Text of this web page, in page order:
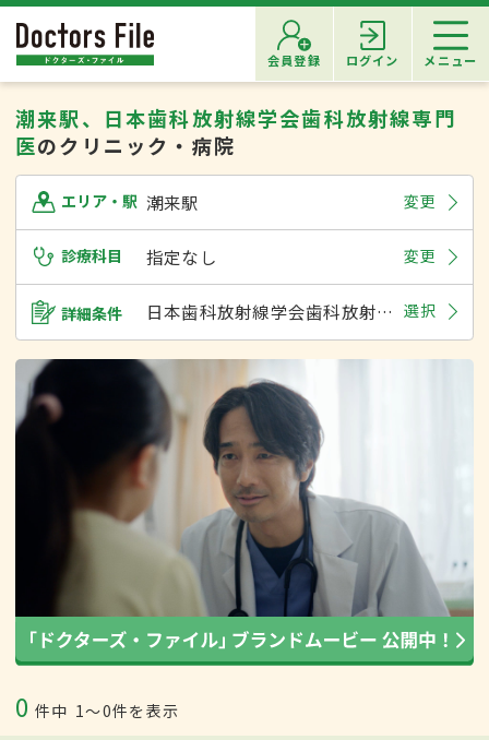
会員登録 ログイン メニュー
潮来駅、日本歯科放射線学会歯科放射線専門
医のクリニック・病院
エリア・駅 潮来駅 変更
診療科目 指定なし 変更
詳細条件 日本歯科放射線学会歯科放射線専門医 選択
0 件中 1〜0件を表示